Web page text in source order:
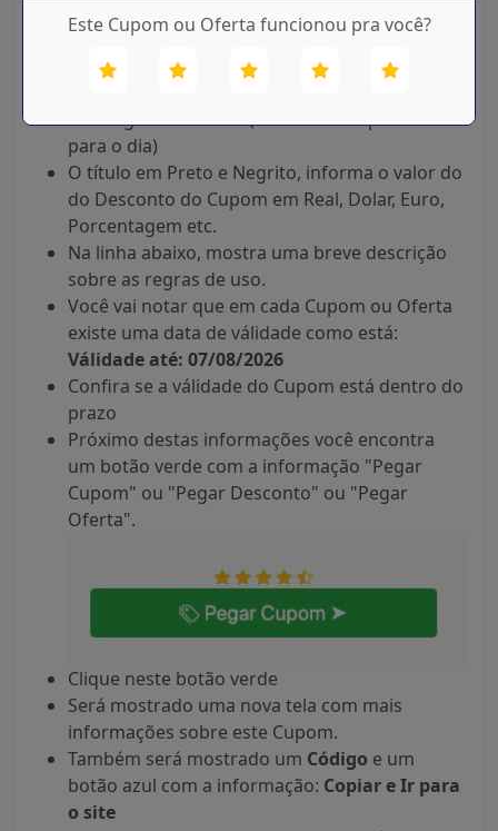
Este Cupom ou Oferta funcionou pra você?
Clique no Buscar e Aguarde Carregar os
resultados.
Hostinger ou ofertas.(Se houver disponíveis
para o dia)
O título em Preto e Negrito, informa o valor do
do Desconto do Cupom em Real, Dolar, Euro,
Porcentagem etc.
Na linha abaixo, mostra uma breve descrição
sobre as regras de uso.
Você vai notar que em cada Cupom ou Oferta
existe uma data de válidade como está:
Válidade até: 07/08/2026
Confira se a válidade do Cupom está dentro do
prazo
Próximo destas informações você encontra
um botão verde com a informação "Pegar
Cupom" ou "Pegar Desconto" ou "Pegar
Oferta".
Clique neste botão verde
Será mostrado uma nova tela com mais
informações sobre este Cupom.
Também será mostrado um Código e um
botão azul com a informação: Copiar e Ir para
o site